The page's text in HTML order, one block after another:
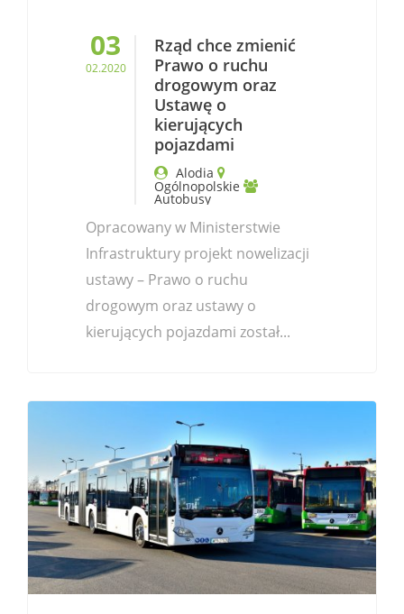
03
02.2020
Rząd chce zmienić
Prawo o ruchu
drogowym oraz
Ustawę o
kierujących
pojazdami
Alodia
Ogólnopolskie
Autobusy
Opracowany w Ministerstwie
Infrastruktury projekt nowelizacji
ustawy – Prawo o ruchu
drogowym oraz ustawy o
kierujących pojazdami został...